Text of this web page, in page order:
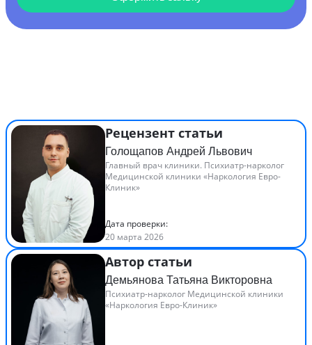
Рецензент статьи
Голощапов Андрей Львович
Главный врач клиники. Психиатр-нарколог
Медицинской клиники «Наркология Евро-
Клиник»
Дата проверки:
20 марта 2026
Автор статьи
Демьянова Татьяна Викторовна
Психиатр-нарколог Медицинской клиники
«Наркология Евро-Клиник»